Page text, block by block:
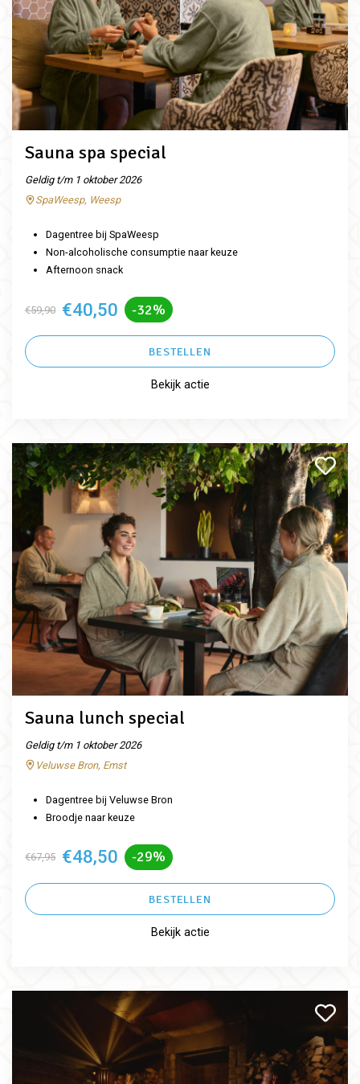
Sauna spa special
Geldig t/m 1 oktober 2026
SpaWeesp, Weesp
Dagentree bij SpaWeesp
Non-alcoholische consumptie naar keuze
Afternoon snack
€59,90 €40,50 -32%
BESTELLEN
Bekijk actie
Sauna lunch special
Geldig t/m 1 oktober 2026
Veluwse Bron, Emst
Dagentree bij Veluwse Bron
Broodje naar keuze
€67,95 €48,50 -29%
BESTELLEN
Bekijk actie